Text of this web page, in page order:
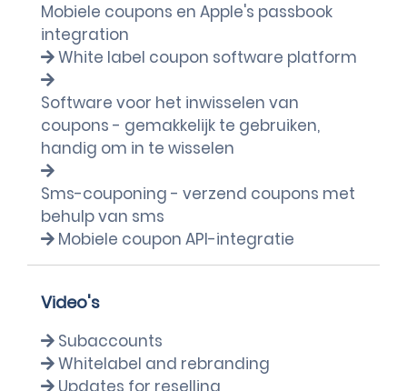
Mobiele coupons en Apple's passbook
integration
White label coupon software platform
Software voor het inwisselen van
coupons - gemakkelijk te gebruiken,
handig om in te wisselen
Sms-couponing - verzend coupons met
behulp van sms
Mobiele coupon API-integratie
Video's
Subaccounts
Whitelabel and rebranding
Updates for reselling